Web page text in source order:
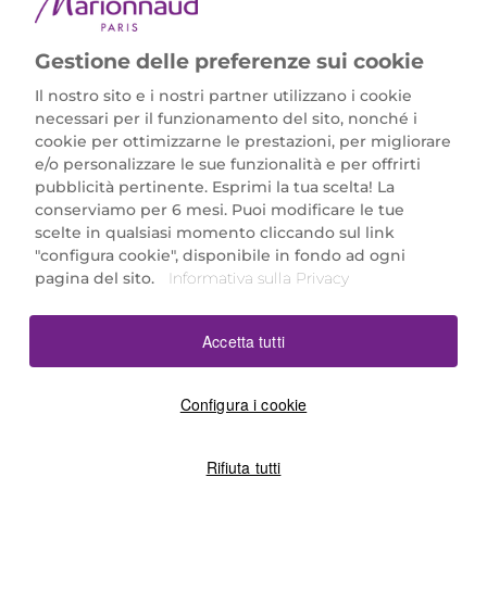
Marionnaud Parfumeries Italia S.r.l.
Largo Fiera Milano 5, 20017 Rho (MI)
REA Milano 1650024 con P.IVA 13425220152.
SCARICA LA NOSTRA APP
Gestione delle preferenze sui cookie
Il nostro sito e i nostri partner utilizzano i cookie
necessari per il funzionamento del sito, nonché i
cookie per ottimizzarne le prestazioni, per migliorare
e/o personalizzare le sue funzionalità e per offrirti
pubblicità pertinente. Esprimi la tua scelta! La
conserviamo per 6 mesi. Puoi modificare le tue
scelte in qualsiasi momento cliccando sul link
"configura cookie", disponibile in fondo ad ogni
pagina del sito.
Informativa sulla Privacy
Configura i cookie
Rifiuta tutti
Accetta tutti